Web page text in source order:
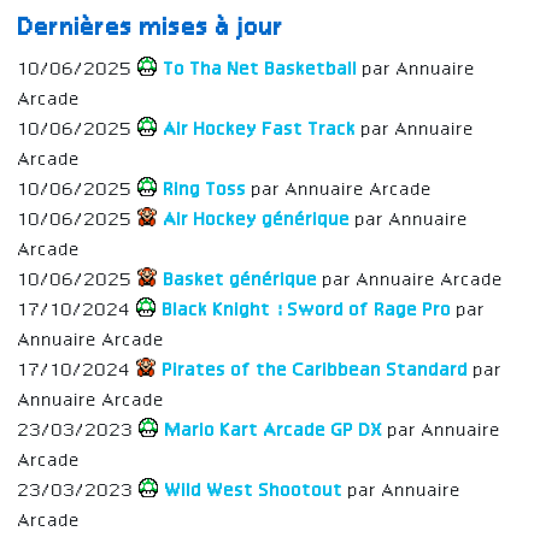
Dernières mises à jour
10/06/2025 To Tha Net Basketball par Annuaire
Arcade
10/06/2025
Air Hockey Fast Track par Annuaire
Arcade
10/06/2025
Ring Toss par Annuaire Arcade
10/06/2025
Air Hockey générique par Annuaire
Arcade
10/06/2025
Basket générique par Annuaire Arcade
17/10/2024
Black Knight : Sword of Rage Pro par
Annuaire Arcade
17/10/2024
Pirates of the Caribbean Standard par
Annuaire Arcade
23/03/2023
Mario Kart Arcade GP DX par Annuaire
Arcade
23/03/2023
Wild West Shootout par Annuaire
Arcade